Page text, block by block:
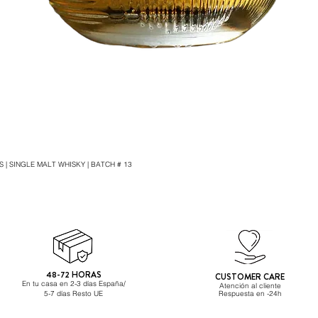
| SINGLE MALT WHISKY | BATCH # 13
48-72 HORAS
En tu casa en 2-3 días España/
5-7 días Resto UE
CUSTOMER CARE
Atención al cliente
Respuestaen -24h